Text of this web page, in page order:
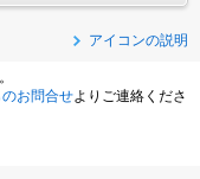
アイコンの説明
のお問合せよりご連絡くださ